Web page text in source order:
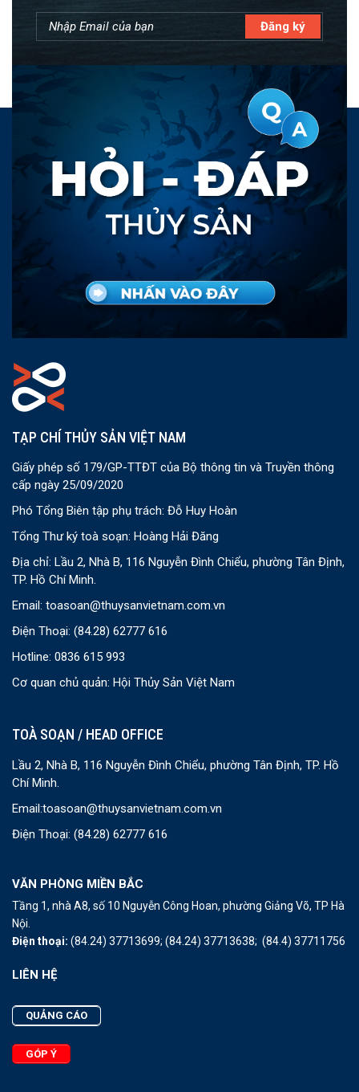
TẠP CHÍ THỦY SẢN VIỆT NAM
Giấy phép số 179/GP-TTĐT của Bộ thông tin và Truyền thông
cấp ngày 25/09/2020
Phó Tổng Biên tập phụ trách: Đỗ Huy Hoàn
Tổng Thư ký toà soạn: Hoàng Hải Đăng
Địa chỉ: Lầu 2, Nhà B, 116 Nguyễn Đình Chiểu, phường Tân Định,
TP. Hồ Chí Minh.
Email: toasoan@thuysanvietnam.com.vn
Điện Thoại: (84.28) 62777 616
Hotline: 0836 615 993
Cơ quan chủ quản: Hội Thủy Sản Việt Nam
TOÀ SOẠN / HEAD OFFICE
Lầu 2, Nhà B, 116 Nguyễn Đình Chiểu, phường Tân Định, TP. Hồ
Chí Minh.
Email:toasoan@thuysanvietnam.com.vn
Điện Thoại: (84.28) 62777 616
VĂN PHÒNG MIỀN BẮC
Tầng 1, nhà A8, số 10 Nguyễn Công Hoan, phường Giảng Võ, TP Hà
Nội.
Điện thoại: (84.24) 37713699; (84.24) 37713638; (84.4) 37711756
LIÊN HỆ
QUẢNG CÁO
GÓP Ý